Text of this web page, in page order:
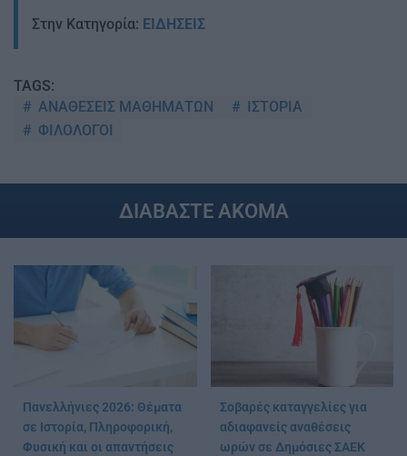
Στην Κατηγορία: ΕΙΔΗΣΕΙΣ
TAGS:
ΑΝΑΘΕΣΕΙΣ ΜΑΘΗΜΑΤΩΝ
ΙΣΤΟΡΙΑ
ΦΙΛΟΛΟΓΟΙ
ΔΙΑΒΑΣΤΕ ΑΚΟΜΑ
Πανελλήνιες 2026: Θέματα
σε Ιστορία, Πληροφορική,
Φυσική και οι απαντήσεις
Σοβαρές καταγγελίες για
αδιαφανείς αναθέσεις
ωρών σε Δημόσιες ΣΑΕΚ